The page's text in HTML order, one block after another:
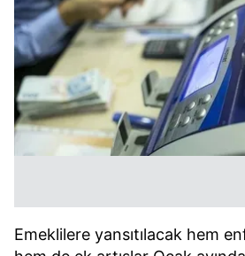
Emeklilere yansıtılacak hem